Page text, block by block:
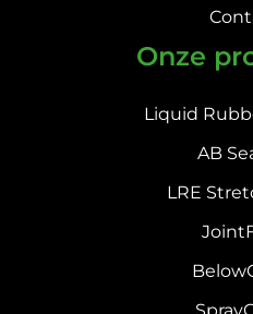
Onze
Liquid
AB
LRE